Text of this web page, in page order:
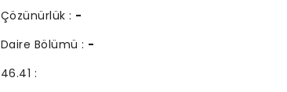
Çözünürlük : -
Daire Bölümü : -
46.41 :